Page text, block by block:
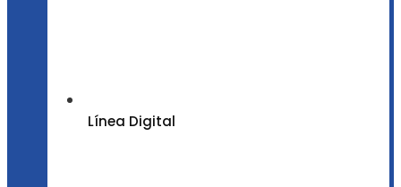
Línea Digital